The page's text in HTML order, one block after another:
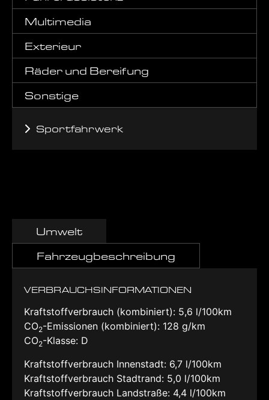
Multimedia
Exterieur
Räder und Bereifung
Sonstige
Sportfahrwerk
Umwelt
Fahrzeugbeschreibung
VERBRAUCHSINFORMATIONEN
Kraftstoffverbrauch (kombiniert): 5,6 l/100km
CO2-Emissionen (kombiniert): 128 g/km
CO2-Klasse: D
Kraftstoffverbrauch Innenstadt: 6,7 l/100km
Kraftstoffverbrauch Stadtrand: 5,0 l/100km
Kraftstoffverbrauch Landstraße: 4,4 l/100km